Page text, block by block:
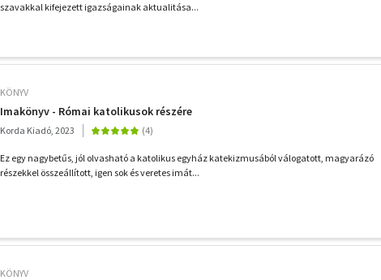
szavakkal kifejezett igazságainak aktualitása...
KÖNYV
Imakönyv - Római katolikusok részére
Korda Kiadó, 2023
Ez egy nagybetűs, jól olvasható a katolikus egyház katekizmusából válogatott, magyarázó
részekkel összeállított, igen sok és veretes imát...
KÖNYV